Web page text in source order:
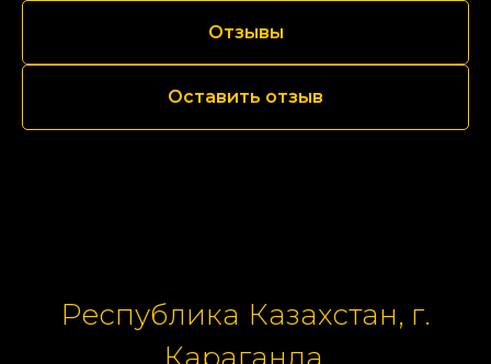
Отзывы
Оставить отзыв
Республика Казахстан, г.